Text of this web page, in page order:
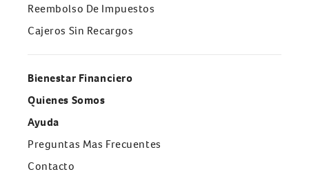
Reembolso De Impuestos
Cajeros Sin Recargos
Bienestar Financiero
Quienes Somos
Ayuda
Preguntas Mas Frecuentes
Contacto